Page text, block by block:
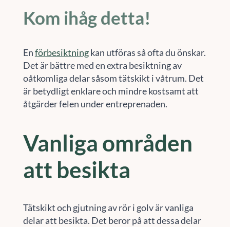
Kom ihåg detta!
Enförbesiktningkan utföras så ofta du önskar.
Det är bättre med en extra besiktning av
oåtkomliga delar såsom tätskikt i våtrum. Det
är betydligt enklare och mindre kostsamt att
åtgärder felen under entreprenaden.
Vanliga områden
att besikta
Tätskikt och gjutning av rör i golv är vanliga
delar att besikta. Det beror på att dessa delar